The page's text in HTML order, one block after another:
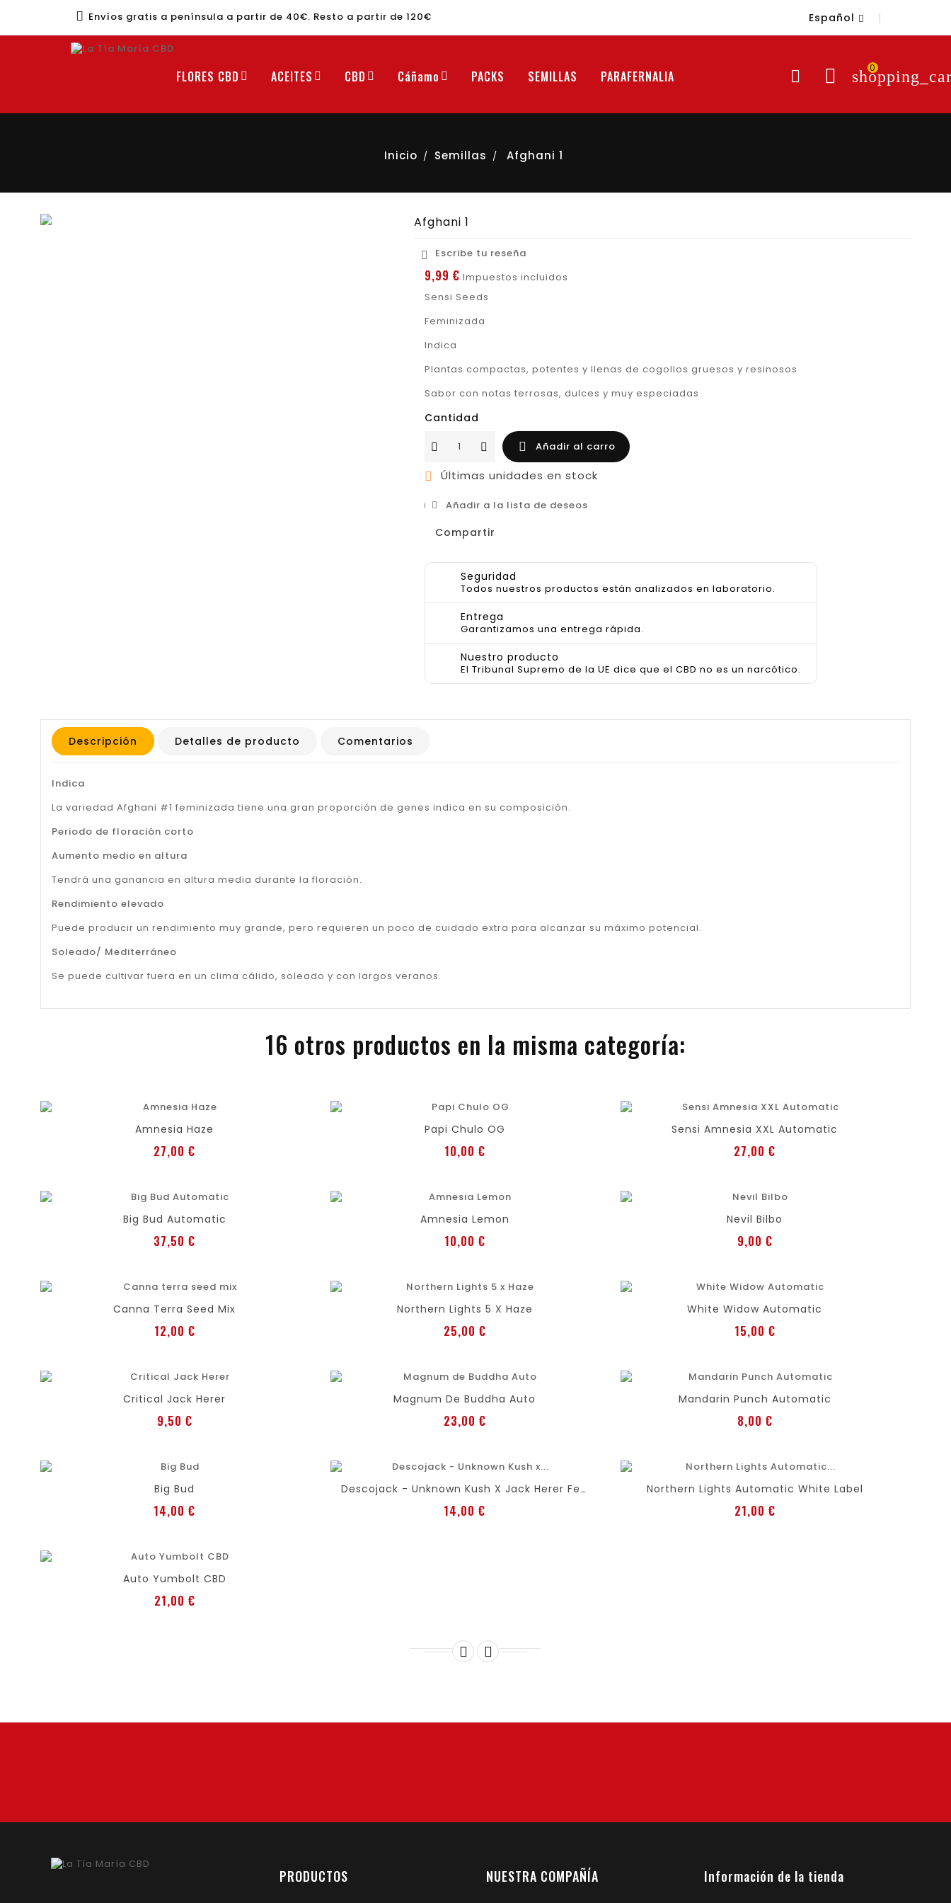
Envíos gratis a península a partir de 40€. Resto a partir de 120€ Español 
FLORES CBD ACEITES CBD Cáñamo PACKS SEMILLAS PARAFERNALIA
0

Inicio Semillas Afghani 1
Afghani 1
 Escribe tu reseña
9,99 € Impuestos incluidos
Sensi Seeds
Feminizada
Indica
Plantas compactas, potentes y llenas de cogollos gruesos y resinosos
Sabor con notas terrosas, dulces y muy especiadas
Cantidad
 Añadir al carro
 Últimas unidades en stock
Añadir a la lista de deseos
Compartir
Seguridad
Todos nuestros productos están analizados en laboratorio.
Entrega
Garantizamos una entrega rápida.
Nuestro producto
El Tribunal Supremo de la UE dice que el CBD no es un narcótico.
Descripción Detalles de producto Comentarios
Indica
La variedad Afghani #1 feminizada tiene una gran proporción de genes indica en su composición.
Periodo de floración corto
Aumento medio en altura
Tendrá una ganancia en altura media durante la floración.
Rendimiento elevado
Puede producir un rendimiento muy grande, pero requieren un poco de cuidado extra para alcanzar su máximo potencial.
Soleado/ Mediterráneo
Se puede cultivar fuera en un clima cálido, soleado y con largos veranos.
16 otros productos en la misma categoría:
favoriteshopping_cart
Añadir al carro
Amnesia Haze
27,00 €
favoriteshopping_cart
Añadir al carro
Papi Chulo OG
10,00 €Precio
favoriteshopping_cart
Añadir al carro
Sensi Amnesia XXL Automatic
27,00 €
favoriteshopping_cart
Añadir al carro
Big Bud Automatic
37,50 €
favoriteshopping_cart
Añadir al carro
Amnesia Lemon
10,00 €Precio
shopping_cart
Añadir al carro
Nevil Bilbo
9,00 €Precio
favoriteshopping_cart
Añadir al carro
Canna Terra Seed Mix
12,00 €Precio
favoriteshopping_cart
Añadir al carro
Northern Lights 5 X Haze
25,00 €Precio
favoriteshopping_cart
Añadir al carro
White Widow Automatic
15,00 €Precio
favoriteshopping_cart
Añadir al carro
Critical Jack Herer
9,50 €Precio
favoriteshopping_cart
Añadir al carro
Magnum De Buddha Auto
23,00 €Precio
favoriteshopping_cart
Añadir al carro
Mandarin Punch Automatic
8,00 €Precio
shopping_cart
Añadir al carro
Big Bud
14,00 €
favoriteshopping_cart
Añadir al carro
Descojack - Unknown Kush X Jack Herer Fem
14,00 €
favoriteshopping_cart
Añadir al carro
Northern Lights Automatic White Label
21,00 €Precio
favoriteshopping_cart
Añadir al carro
Auto Yumbolt CBD
21,00 €Precio
 
PRODUCTOS NUESTRA COMPAÑÍA Información de la tienda